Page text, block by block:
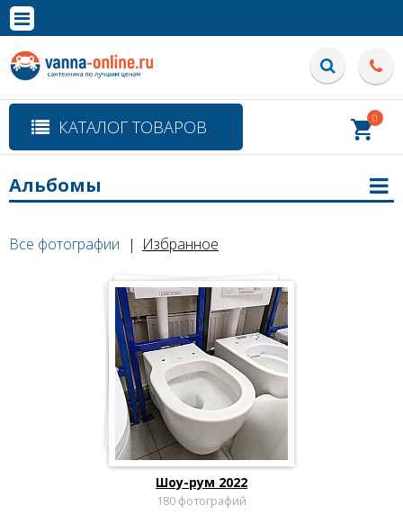
Полная версия сайта
КАТАЛОГ ТОВАРОВ 0
Все фотографии Избранное
Шоу-рум 2022
180 фотографий
Альбомы